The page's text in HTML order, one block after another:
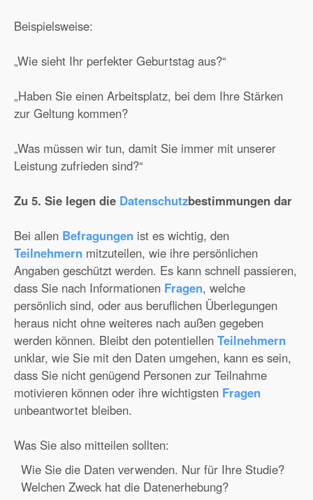
Beispielsweise:
„Wie sieht Ihr perfekter Geburtstag aus?“
„Haben Sie einen Arbeitsplatz, bei dem Ihre Stärken
zur Geltung kommen?
„Was müssen wir tun, damit Sie immer mit unserer
Leistung zufrieden sind?“
Zu 5. Sie legen die Datenschutzbestimmungen dar
Bei allen Befragungen ist es wichtig, den
Teilnehmern mitzuteilen, wie ihre persönlichen
Angaben geschützt werden. Es kann schnell passieren,
dass Sie nach Informationen Fragen, welche
persönlich sind, oder aus beruflichen Überlegungen
heraus nicht ohne weiteres nach außen gegeben
werden können. Bleibt den potentiellen Teilnehmern
unklar, wie Sie mit den Daten umgehen, kann es sein,
dass Sie nicht genügend Personen zur Teilnahme
motivieren können oder ihre wichtigsten Fragen
unbeantwortet bleiben.
Was Sie also mitteilen sollten:
Wie Sie die Daten verwenden. Nur für Ihre Studie?
Welchen Zweck hat die Datenerhebung?